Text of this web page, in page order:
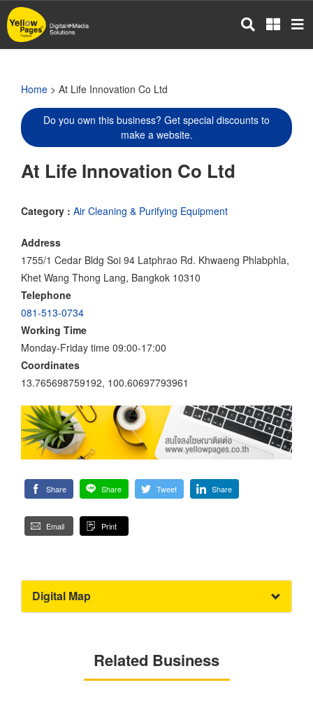
Skip
to
main
Home > At Life Innovation Co Ltd
Do you own this business? Get special discounts to
make a website.
At Life Innovation Co Ltd
Category : Air Cleaning & Purifying Equipment
Address
1755/1 Cedar Bldg Soi 94 Latphrao Rd. Khwaeng Phlabphla,
Khet Wang Thong Lang, Bangkok 10310
Telephone
081-513-0734
Working Time
Monday-Friday time 09:00-17:00
Coordinates
13.765698759192, 100.60697793961
Share Share Tweet Share
Email Print
Digital Map
Related Business